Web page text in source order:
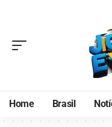
Home Brasil